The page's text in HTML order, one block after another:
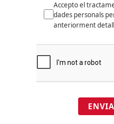
Accepto el
dades personals
anteriorment